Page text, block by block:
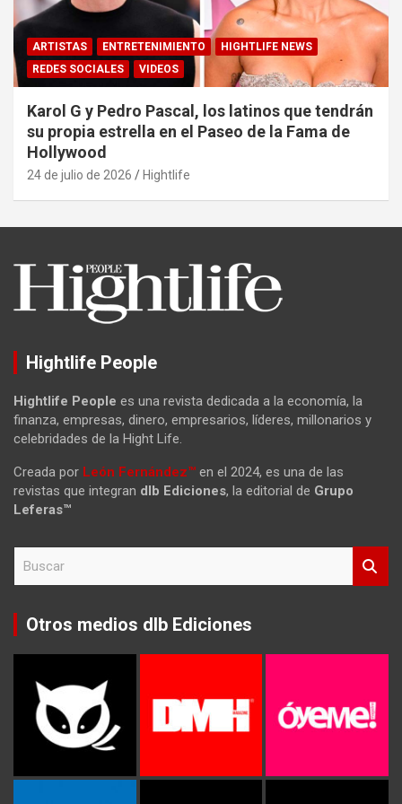
ARTISTAS ENTRETENIMIENTO
HIGHTLIFE NEWS
REDES SOCIALES
VIDEOS
Karol G y Pedro Pascal, los latinos que tendrán
su propia estrella en el Paseo de la Fama de
Hollywood
24 de julio de 2026 Hightlife
Hightlife People
Hightlife People es una revista dedicada a la economía, la
finanza, empresas, dinero, empresarios, líderes, millonarios y
celebridades de la Hight Life.
Creada por León Fernández™ en el 2024, es una de las
revistas que integran dlb Ediciones, la editorial de Grupo
Leferas™
c
Otros medios dlb Ediciones